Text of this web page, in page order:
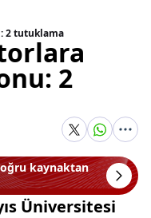
2 tutuklama
2
kaynaktan
Üniversitesi